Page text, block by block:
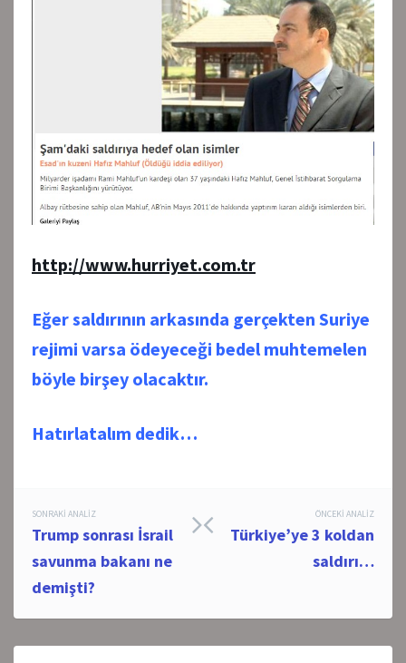
http://www.hurriyet.com.tr
Eğer saldırının arkasında gerçekten Suriye
rejimi varsa ödeyeceği bedel muhtemelen
böyle birşey olacaktır.
Hatırlatalım dedik…
Post
navigation
ÖNCEKI ANALIZ
Türkiye’ye 3 koldan
saldırı…
SONRAKI ANALIZ
Trump sonrası İsrail
savunma bakanı ne
demişti?